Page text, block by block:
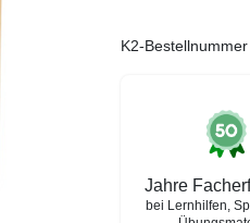
K2-Bestellnummer
Jahre
bei Lernhilfen,